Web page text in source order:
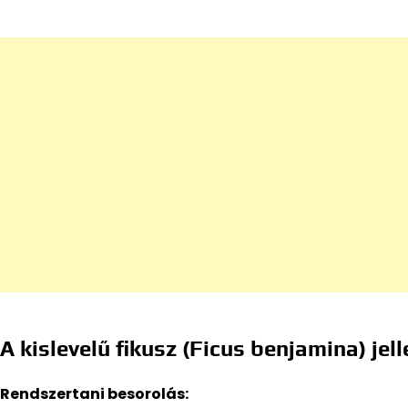
A kislevelű fikusz (Ficus benjamina)
Rendszertani besorolás: